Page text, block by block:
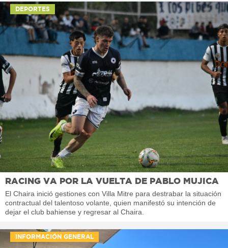
DEPORTES
RACING VA POR LA VUELTA DE PABLO MUJICA
El Chaira inició gestiones con Villa Mitre para destrabar la situación
contractual del talentoso volante, quien manifestó su intención de
dejar el club bahiense y regresar al Chaira.
INFORMACIÓN GENERAL